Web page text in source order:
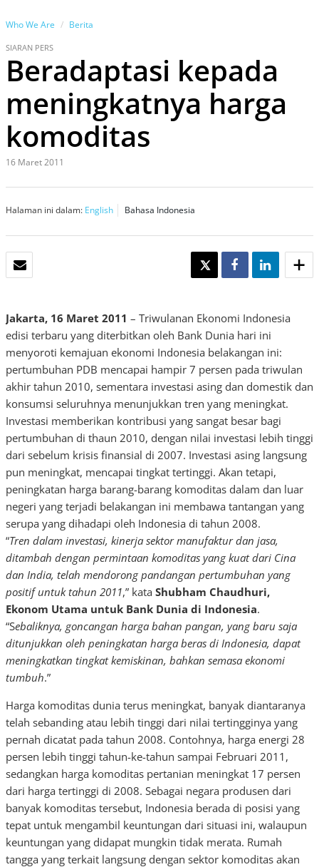
Who We Are Berita
SIARAN PERS
Beradaptasi kepada
meningkatnya harga
komoditas
16 Maret 2011
Halaman ini dalam: English Bahasa Indonesia
TWEET SHARE SHARE
Jakarta, 16 Maret 2011 – Triwulanan Ekonomi Indonesia
edisi terbaru yang diterbitkan oleh Bank Dunia hari ini
menyoroti kemajuan ekonomi Indonesia belakangan ini:
pertumbuhan PDB mencapai hampir 7 persen pada triwulan
akhir tahun 2010, sementara investasi asing dan domestik dan
konsumsi seluruhnya menunjukkan tren yang meningkat.
Investasi memberikan kontribusi yang sangat besar bagi
pertumbuhan di thaun 2010, dengan nilai investasi lebih tinggi
dari sebelum krisis finansial di 2007. Investasi asing langsung
pun meningkat, mencapai tingkat tertinggi. Akan tetapi,
peningkatan harga barang-barang komoditas dalam dan luar
negeri yang terjadi belakangan ini membawa tantangan yang
serupa yang dihadapi oleh Indonesia di tahun 2008.
“Tren dalam investasi, kinerja sektor manufaktur dan jasa,
ditambah dengan permintaan komoditas yang kuat dari Cina
dan India, telah mendorong pandangan pertumbuhan yang
positif untuk tahun 2011,” kata Shubham Chaudhuri,
Ekonom Utama untuk Bank Dunia di Indonesia.
“Sebaliknya, goncangan harga bahan pangan, yang baru saja
ditunjukkan oleh peningkatan harga beras di Indonesia, dapat
meningkatkan tingkat kemiskinan, bahkan semasa ekonomi
tumbuh.”
Harga komoditas dunia terus meningkat, banyak diantaranya
telah sebanding atau lebih tinggi dari nilai tertingginya yang
pernah dicatat pada tahun 2008. Contohnya, harga energi 28
persen lebih tinggi tahun-ke-tahun sampai Februari 2011,
sedangkan harga komoditas pertanian meningkat 17 persen
dari harga tertinggi di 2008. Sebagai negara produsen dari
banyak komoditas tersebut, Indonesia berada di posisi yang
tepat untuk mengambil keuntungan dari situasi ini, walaupun
keuntungan yang didapat mungkin tidak merata. Rumah
tangga yang terkait langsung dengan sektor komoditas akan